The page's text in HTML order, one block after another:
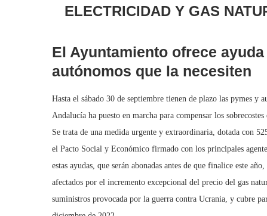
ELECTRICIDAD Y GAS
El Ayuntamiento ofrece
autónomos que la necesiten
Hasta el sábado 30 de septiembre tienen de plazo las pymes y
Andalucía ha puesto en marcha para compensar los
Se trata de una medida urgente y extraordinaria, dotada con
el Pacto Social y Económico firmado con los principales
estas ayudas, que serán abonadas antes de que finalice este
afectados por el incremento excepcional del precio del gas
suministros provocada por la guerra contra Ucrania, y cubre